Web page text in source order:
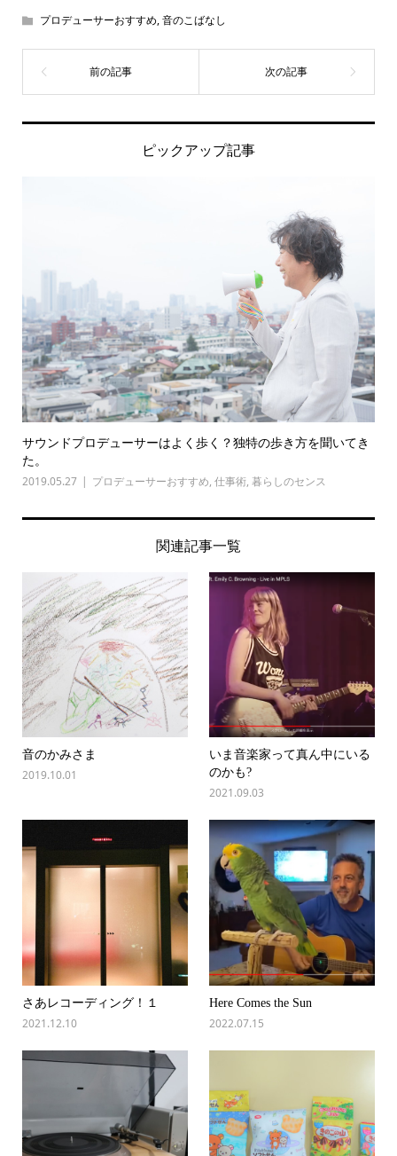
プロデューサーおすすめ,音のこばなし
ピックアップ記事
サウンドプロデューサーはよく歩く？独特の歩き方を聞いてき
た。
2019.05.27 プロデューサーおすすめ, 仕事術, 暮らしのセンス
関連記事一覧
音のかみさま
2019.10.01
いま音楽家って真ん中にいる
のかも?
2021.09.03
さあレコーディング！１
2021.12.10
Here Comes the Sun
2022.07.15